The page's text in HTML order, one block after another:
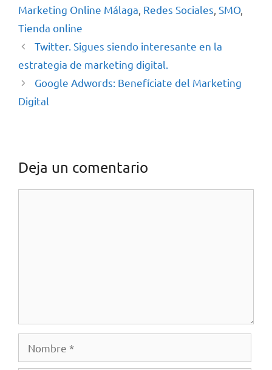
Marketing Online Málaga Redes Sociales SMO,
Tienda online
Twitter. Sigues siendo interesante en la
estrategia de marketing digital.
Google Adwords: Benefíciate del Marketing
Digital
Deja un comentario